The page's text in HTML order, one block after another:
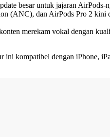
besar untuk jajaran AirPods-
(ANC), dan AirPods Pro 2
merekam vokal dengan
kompatibel dengan iPhone,